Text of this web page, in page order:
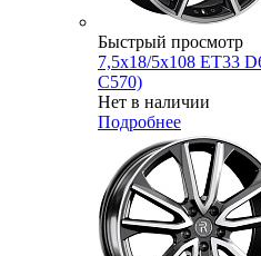
Быстрый просмотр
7,5x18/5x108 ET33
C570)
Нет в наличии
Подробнее